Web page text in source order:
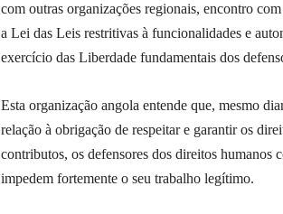
com outras organizações regionais, encontro
a Lei das Leis restritivas à funcionalidades e
exercício das Liberdade fundamentais dos
Esta organização angola entende que, mesmo
relação à obrigação de respeitar e garantir os
contributos, os defensores dos direitos humanos
impedem fortemente o seu trabalho legítimo.